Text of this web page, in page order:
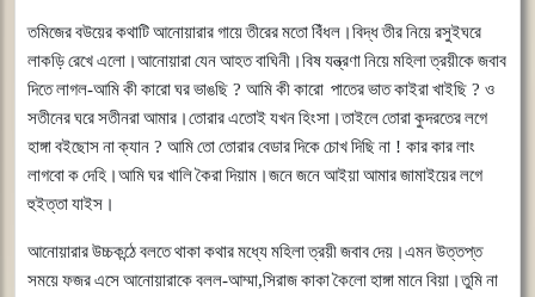
তমিজেরবউয়েরকথাটিআনোয়ারারগায়েতীরেরমতোবিঁধল।বিদ্ধতীরনিয়েরসুইঘরে
লাকড়িরেখেএলো।আনোয়ারাযেনআহতবাঘিনী।বিষযন্ত্রণানিয়েমহিলাত্রয়ীকেজবাব
দিতেলাগল-আমিকীকারোঘরভাঙছি ? আমিকীকারো পাতেরভাতকাইরাখাইছি ? ও
সতীনেরঘরেসতীনরাআমার।তোরারএতোইযখনহিংসা।তাইলেতোরাকুদরতেরলগে
হাঙ্গাবইছোসনাক্যান ? আমিতোতোরারবেডারদিকেচোখদিছিনা ! কারকারলাং
লাগবোকদেহি।আমিঘরখালিকৈরাদিয়াম।জনেজনেআইয়াআমারজামাইয়েরলগে
হুইত্তাযাইস।
আনোয়ারারউচ্চকন্ঠেবলতেথাকাকথারমধ্যেমহিলাত্রয়ীজবাবদেয়।এমনউত্তপ্ত
সময়েফজরএসেআনোয়ারাকেবলল-আম্মা,সিরাজকাকাকৈলোহাঙ্গামানেবিয়া।তুমিনা